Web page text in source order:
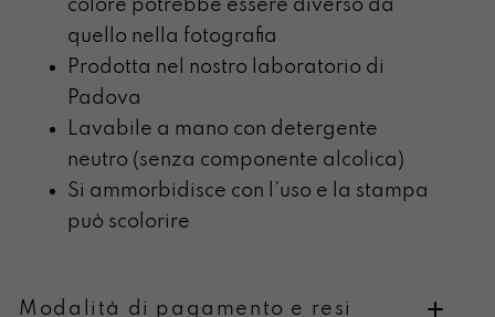
colore potrebbe essere diverso da
quello nella fotografia
Prodotta nel nostro laboratorio di
Padova
Lavabile a mano con detergente
neutro (senza componente alcolica)
Si ammorbidisce con l’uso e la stampa
può scolorire
Modalità di pagamento e resi